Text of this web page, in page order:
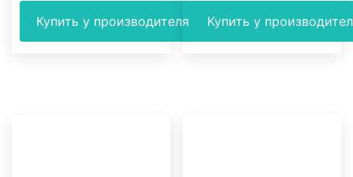
Купить у производителя Купить у